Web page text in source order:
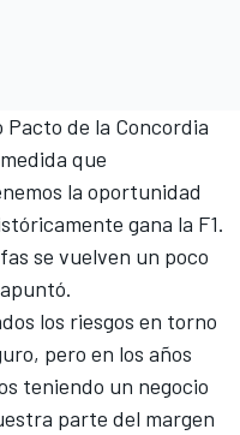
de la Concordia
que
la oportunidad
gana la F1.
se vuelven un poco
los riesgos en torno
pero en los años
teniendo un negocio
parte del margen